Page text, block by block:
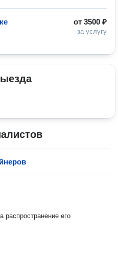
от 3500 ₽
за услугу
распространение его